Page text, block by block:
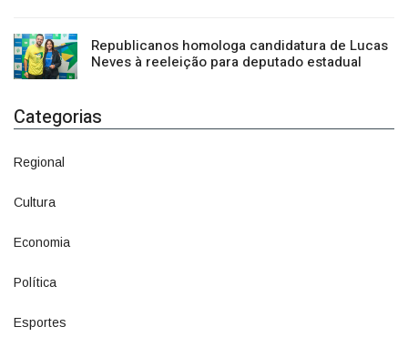
Republicanos homologa candidatura de Lucas
Neves à reeleição para deputado estadual
Categorias
Regional
Cultura
Economia
Política
Esportes